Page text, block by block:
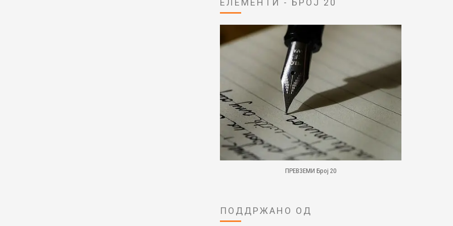
ЕЛЕМЕНТИ - БРОЈ 20
ПРЕВЗЕМИ Број 20
ПОДДРЖАНО ОД